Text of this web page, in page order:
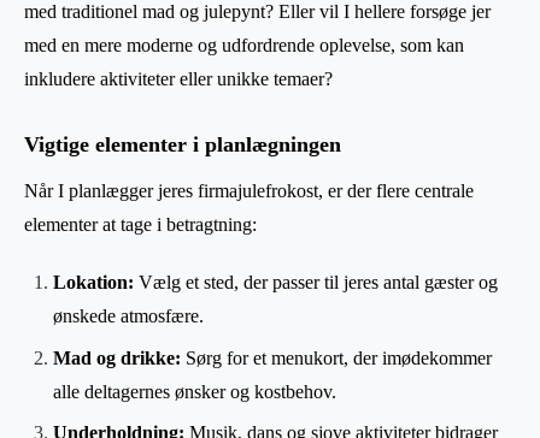
med traditionel mad og julepynt? Eller vil I hellere forsøge jer
med en mere moderne og udfordrende oplevelse, som kan
inkludere aktiviteter eller unikke temaer?
Vigtige elementer i planlægningen
Når I planlægger jeres firmajulefrokost, er der flere centrale
elementer at tage i betragtning:
Lokation: Vælg et sted, der passer til jeres antal gæster og
ønskede atmosfære.
Mad og drikke: Sørg for et menukort, der imødekommer
alle deltagernes ønsker og kostbehov.
Underholdning: Musik, dans og sjove aktiviteter bidrager